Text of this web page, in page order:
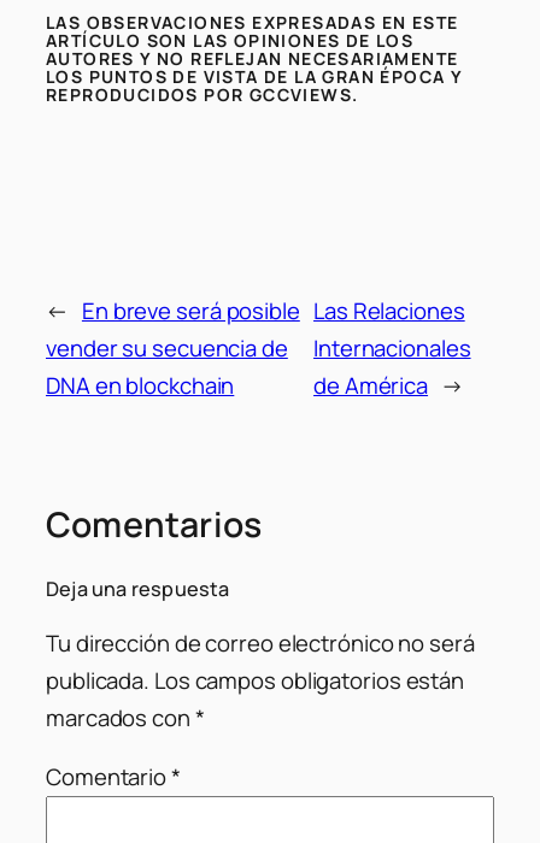
LAS OBSERVACIONES EXPRESADAS EN ESTE
ARTÍCULO SON LAS OPINIONES DE LOS
AUTORES Y NO REFLEJAN NECESARIAMENTE
LOS PUNTOS DE VISTA DE LA GRAN ÉPOCA Y
REPRODUCIDOS POR GCCVIEWS.
← En breve será posible
vender su secuencia de
DNA en blockchain
Las Relaciones
Internacionales
de América →
Comentarios
Deja una respuesta
Tu dirección de correo electrónico no será
publicada. Los campos obligatorios están
marcados con*
Comentario*